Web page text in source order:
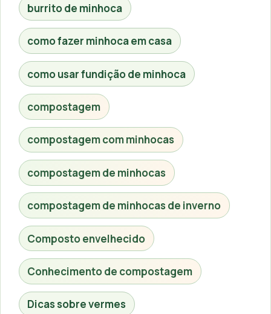
burrito de minhoca
como fazer minhoca em casa
como usar fundição de minhoca
compostagem
compostagem com minhocas
compostagem de minhocas
compostagem de minhocas de inverno
Composto envelhecido
Conhecimento de compostagem
Dicas sobre vermes